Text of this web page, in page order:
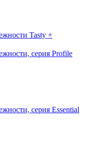
Tasty +
серия Profile
серия Essential